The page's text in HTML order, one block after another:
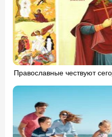
Православные чествуют